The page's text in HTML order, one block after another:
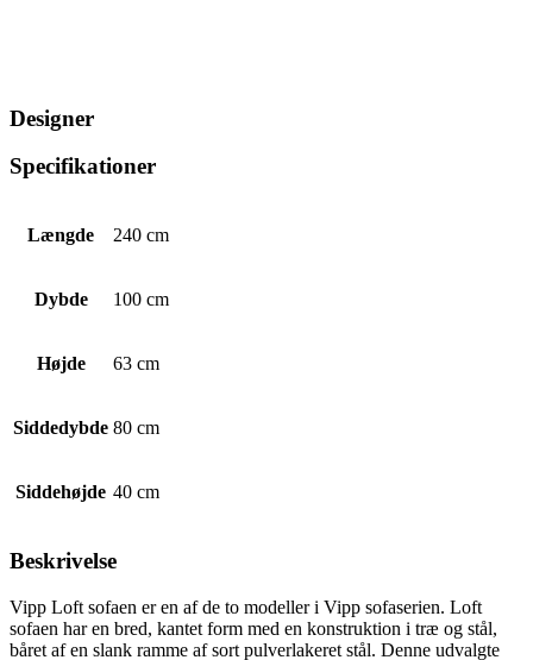
Designer
Specifikationer
Længde 240 cm
Dybde 100 cm
Højde 63 cm
Siddedybde 80 cm
Siddehøjde 40 cm
Beskrivelse
Vipp Loft sofaen er en af ​​de to modeller i Vipp sofaserien. Loft
sofaen har en bred, kantet form med en konstruktion i træ og stål,
båret af en slank ramme af sort pulverlakeret stål. Denne udvalgte